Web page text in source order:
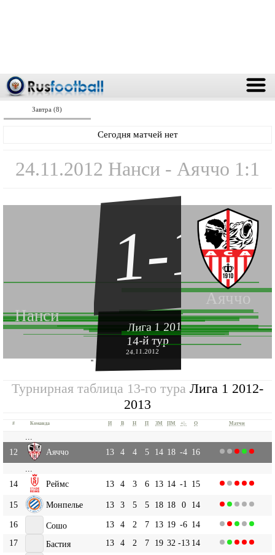
Завтра (8)
Сегодня матчей нет
24.11.2012 Нанси - Аяччо 1:1
Нанси
Аяччо
1-1
Лига 1 2012-2013
14-й тур
24.11.2012
''
Турнирная таблица 13-го тура Лига 1 2012-
2013
# Команда И В Н П ЗМ ПМ +|- О Матчи
12
Аяччо 13 4 4 5 14 18 -4 16
14
Реймс 13 4 3 6 13 14 -1 15
15 Монпелье 13 3 5 5 18 18 0
14
16
Сошо 13 4 2 7 13 19 -6 14
17
Бастия 13 4 2 7 19 32 -13 14